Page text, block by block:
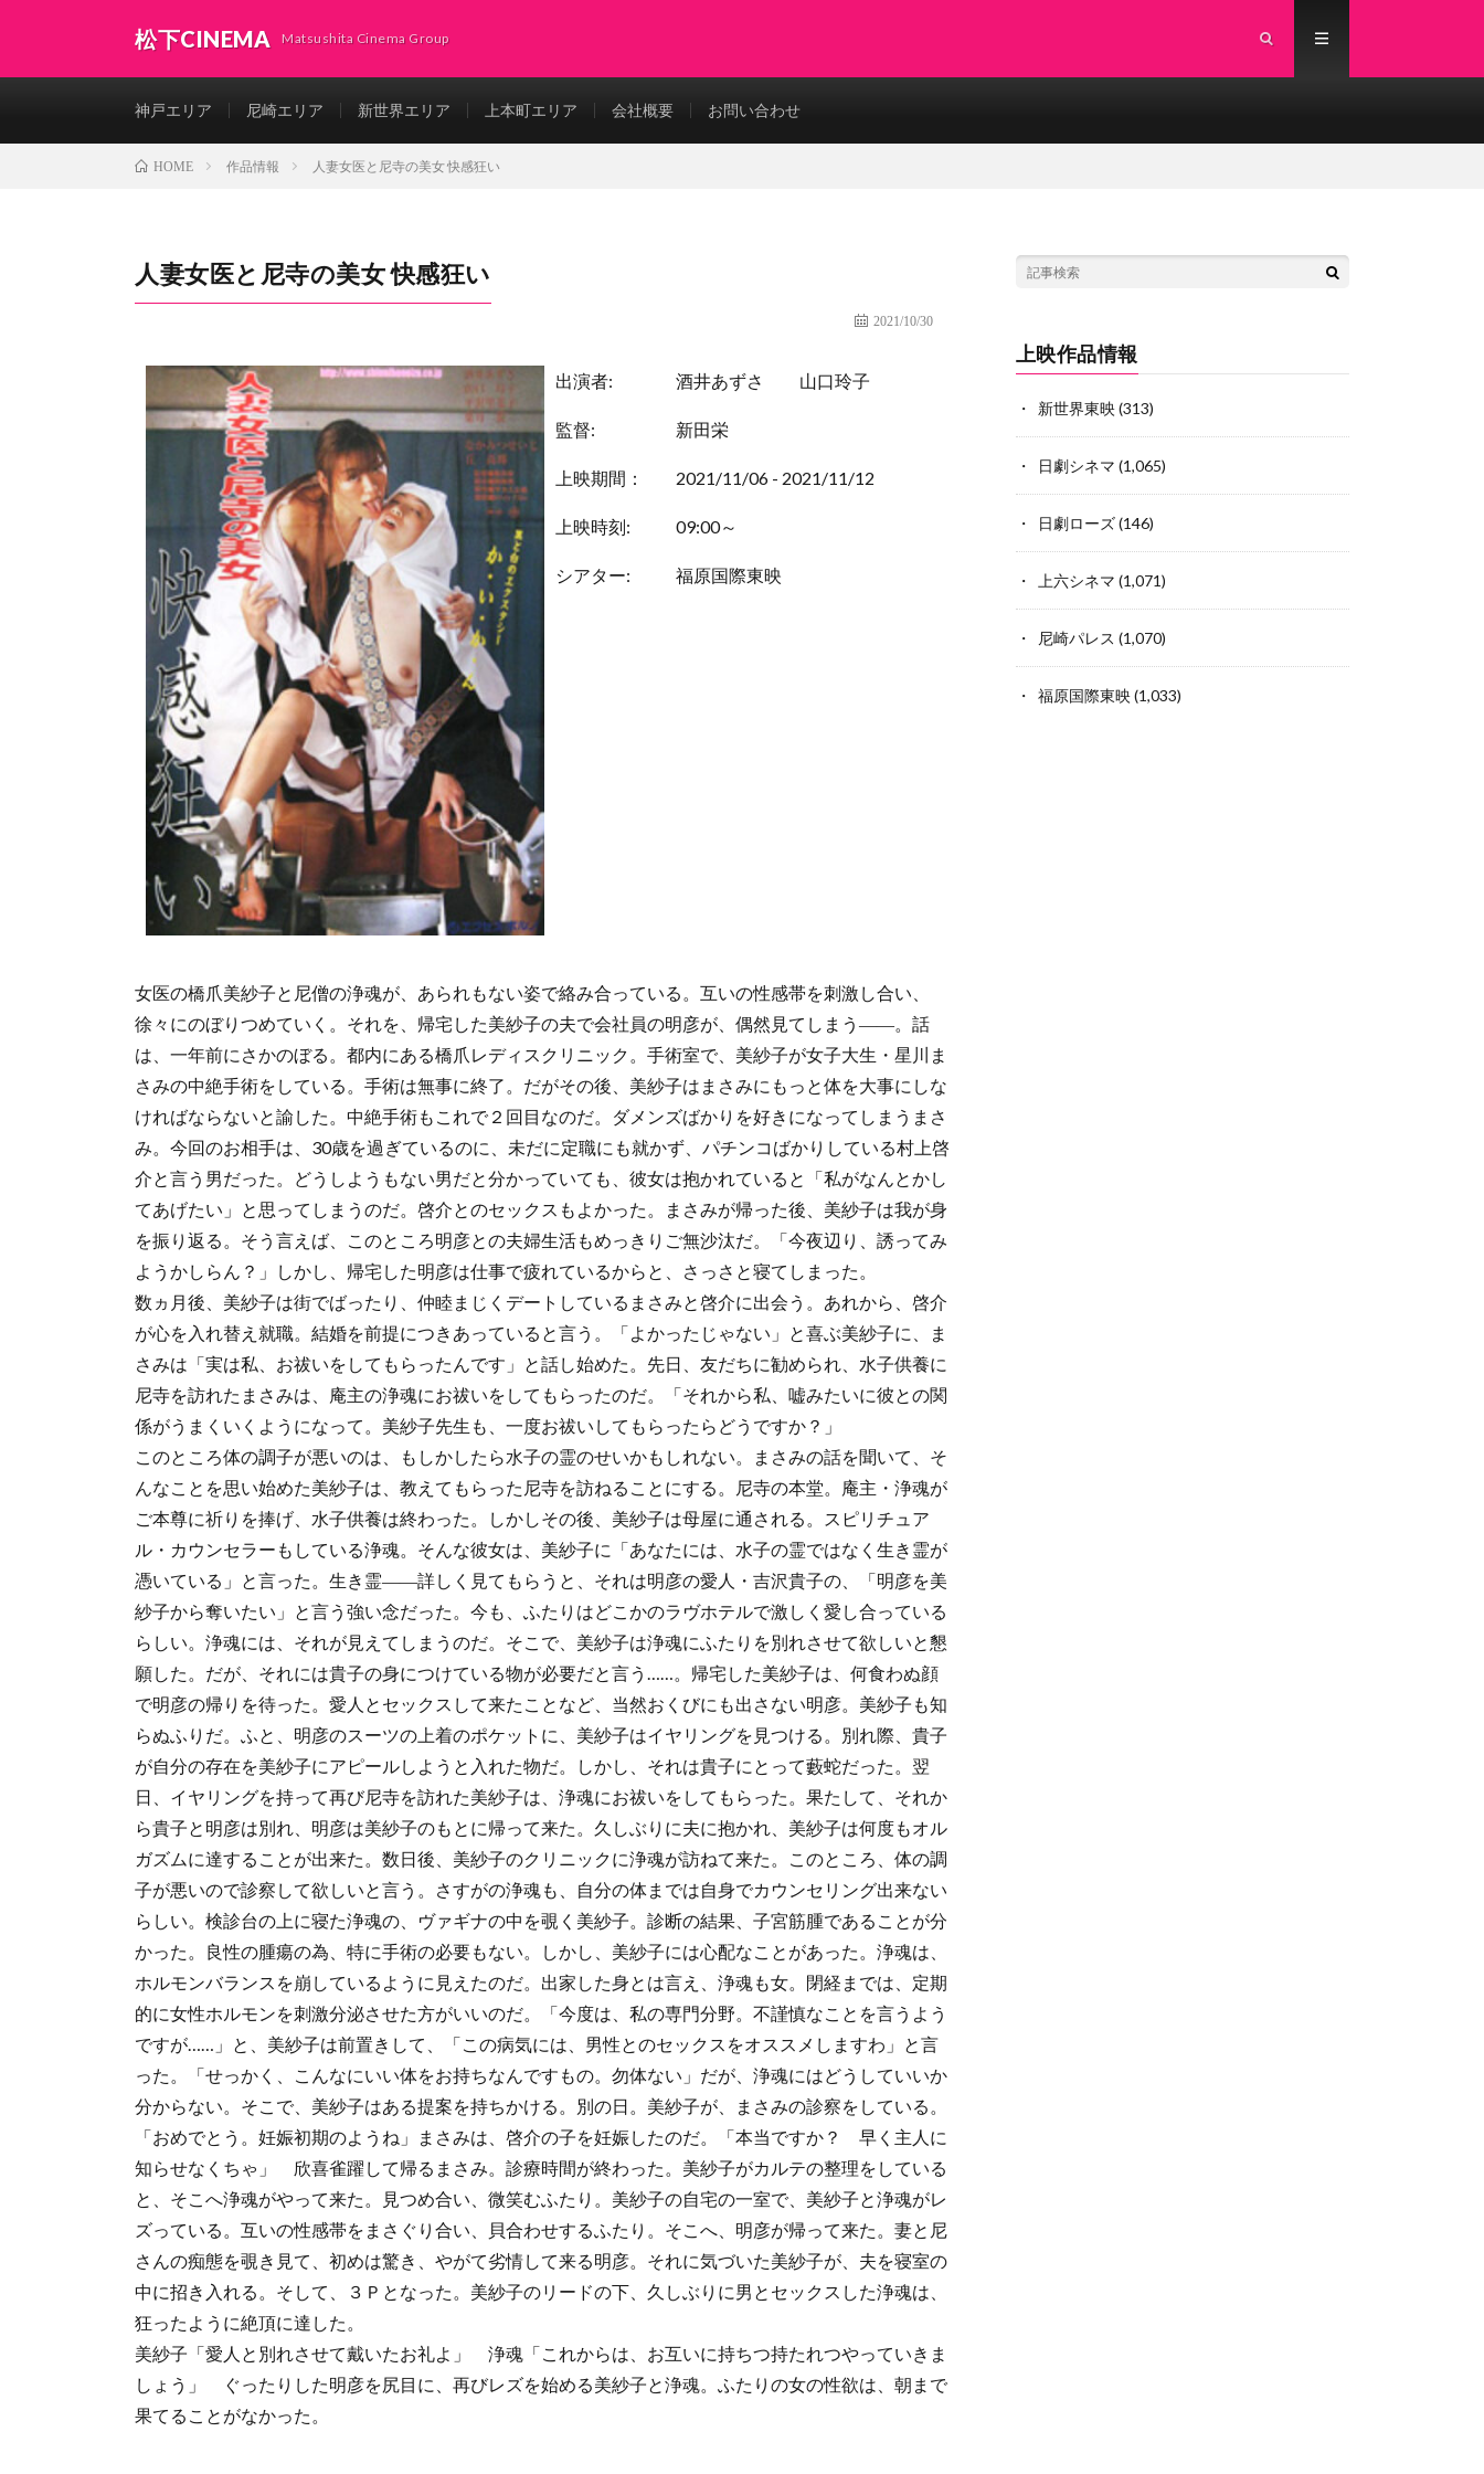
松下CINEMA Matsushita Cinema Group
神戸エリア 尼崎エリア 新世界エリア 上本町エリア 会社概要 お問い合わせ
HOME 作品情報 人妻女医と尼寺の美女 快感狂い
人妻女医と尼寺の美女 快感狂い
2021/10/30
出演者: 酒井あずさ 山口玲子
監督: 新田栄
上映期間： 2021/11/06 - 2021/11/12
上映時刻: 09:00～
シアター: 福原国際東映
女医の橋爪美紗子と尼僧の浄魂が、あられもない姿で絡み合っている。互いの性感帯を刺激し合い、
徐々にのぼりつめていく。それを、帰宅した美紗子の夫で会社員の明彦が、偶然見てしまう――。話
は、一年前にさかのぼる。都内にある橋爪レディスクリニック。手術室で、美紗子が女子大生・星川ま
さみの中絶手術をしている。手術は無事に終了。だがその後、美紗子はまさみにもっと体を大事にしな
ければならないと諭した。中絶手術もこれで２回目なのだ。ダメンズばかりを好きになってしまうまさ
み。今回のお相手は、30歳を過ぎているのに、未だに定職にも就かず、パチンコばかりしている村上啓
介と言う男だった。どうしようもない男だと分かっていても、彼女は抱かれていると「私がなんとかし
てあげたい」と思ってしまうのだ。啓介とのセックスもよかった。まさみが帰った後、美紗子は我が身
を振り返る。そう言えば、このところ明彦との夫婦生活もめっきりご無沙汰だ。「今夜辺り、誘ってみ
ようかしらん？」しかし、帰宅した明彦は仕事で疲れているからと、さっさと寝てしまった。
数ヵ月後、美紗子は街でばったり、仲睦まじくデートしているまさみと啓介に出会う。あれから、啓介
が心を入れ替え就職。結婚を前提につきあっていると言う。「よかったじゃない」と喜ぶ美紗子に、ま
さみは「実は私、お祓いをしてもらったんです」と話し始めた。先日、友だちに勧められ、水子供養に
尼寺を訪れたまさみは、庵主の浄魂にお祓いをしてもらったのだ。「それから私、嘘みたいに彼との関
係がうまくいくようになって。美紗子先生も、一度お祓いしてもらったらどうですか？」
このところ体の調子が悪いのは、もしかしたら水子の霊のせいかもしれない。まさみの話を聞いて、そ
んなことを思い始めた美紗子は、教えてもらった尼寺を訪ねることにする。尼寺の本堂。庵主・浄魂が
ご本尊に祈りを捧げ、水子供養は終わった。しかしその後、美紗子は母屋に通される。スピリチュア
ル・カウンセラーもしている浄魂。そんな彼女は、美紗子に「あなたには、水子の霊ではなく生き霊が
憑いている」と言った。生き霊――詳しく見てもらうと、それは明彦の愛人・吉沢貴子の、「明彦を美
紗子から奪いたい」と言う強い念だった。今も、ふたりはどこかのラヴホテルで激しく愛し合っている
らしい。浄魂には、それが見えてしまうのだ。そこで、美紗子は浄魂にふたりを別れさせて欲しいと懇
願した。だが、それには貴子の身につけている物が必要だと言う……。帰宅した美紗子は、何食わぬ顔
で明彦の帰りを待った。愛人とセックスして来たことなど、当然おくびにも出さない明彦。美紗子も知
らぬふりだ。ふと、明彦のスーツの上着のポケットに、美紗子はイヤリングを見つける。別れ際、貴子
が自分の存在を美紗子にアピールしようと入れた物だ。しかし、それは貴子にとって藪蛇だった。翌
日、イヤリングを持って再び尼寺を訪れた美紗子は、浄魂にお祓いをしてもらった。果たして、それか
ら貴子と明彦は別れ、明彦は美紗子のもとに帰って来た。久しぶりに夫に抱かれ、美紗子は何度もオル
ガズムに達することが出来た。数日後、美紗子のクリニックに浄魂が訪ねて来た。このところ、体の調
子が悪いので診察して欲しいと言う。さすがの浄魂も、自分の体までは自身でカウンセリング出来ない
らしい。検診台の上に寝た浄魂の、ヴァギナの中を覗く美紗子。診断の結果、子宮筋腫であることが分
かった。良性の腫瘍の為、特に手術の必要もない。しかし、美紗子には心配なことがあった。浄魂は、
ホルモンバランスを崩しているように見えたのだ。出家した身とは言え、浄魂も女。閉経までは、定期
的に女性ホルモンを刺激分泌させた方がいいのだ。「今度は、私の専門分野。不謹慎なことを言うよう
ですが……」と、美紗子は前置きして、「この病気には、男性とのセックスをオススメしますわ」と言
った。「せっかく、こんなにいい体をお持ちなんですもの。勿体ない」だが、浄魂にはどうしていいか
分からない。そこで、美紗子はある提案を持ちかける。別の日。美紗子が、まさみの診察をしている。
「おめでとう。妊娠初期のようね」まさみは、啓介の子を妊娠したのだ。「本当ですか？ 早く主人に
知らせなくちゃ」 欣喜雀躍して帰るまさみ。診療時間が終わった。美紗子がカルテの整理をしている
と、そこへ浄魂がやって来た。見つめ合い、微笑むふたり。美紗子の自宅の一室で、美紗子と浄魂がレ
ズっている。互いの性感帯をまさぐり合い、貝合わせするふたり。そこへ、明彦が帰って来た。妻と尼
さんの痴態を覗き見て、初めは驚き、やがて劣情して来る明彦。それに気づいた美紗子が、夫を寝室の
中に招き入れる。そして、３Ｐとなった。美紗子のリードの下、久しぶりに男とセックスした浄魂は、
狂ったように絶頂に達した。
美紗子「愛人と別れさせて戴いたお礼よ」 浄魂「これからは、お互いに持ちつ持たれつやっていきま
しょう」 ぐったりした明彦を尻目に、再びレズを始める美紗子と浄魂。ふたりの女の性欲は、朝まで
果てることがなかった。
上映作品情報
新世界東映(313)
日劇シネマ (1,065)
日劇ローズ(146)
上六シネマ (1,071)
尼崎パレス (1,070)
福原国際東映(1,033)